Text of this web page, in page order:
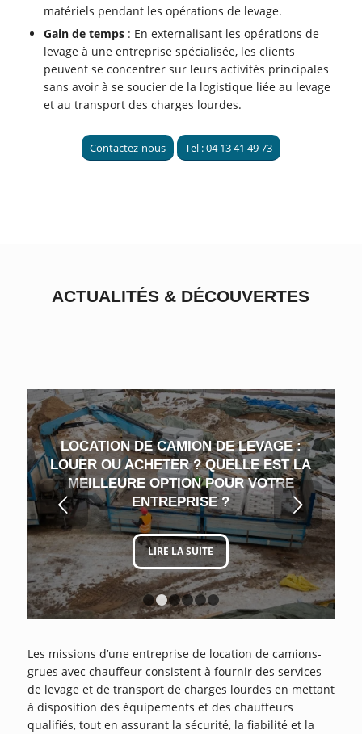
matériels pendant les opérations de levage.
Gain de temps : En externalisant les opérations de
levage à une entreprise spécialisée, les clients
peuvent se concentrer sur leurs activités principales
sans avoir à se soucier de la logistique liée au levage
et au transport des charges lourdes.
Contactez-nous Tel : 04 13 41 49 73
ACTUALITÉS & DÉCOUVERTES
LOCATION DE CAMION DE LEVAGE :
LOUER OU ACHETER ? QUELLE EST LA
MEILLEURE OPTION POUR VOTRE
ENTREPRISE ?
LIRE LA SUITE
Suivant
1 2 3 4 5
Les missions d’une entreprise de location de camions-
grues avec chauffeur consistent à fournir des services
de levage et de transport de charges lourdes en mettant
à disposition des équipements et des chauffeurs
qualifiés, tout en assurant la sécurité, la fiabilité et la